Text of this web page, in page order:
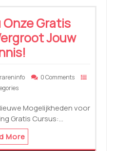
Gratis
Jouw
0 Comments
Mogelijkheden voor
Gratis Cursus:…
More